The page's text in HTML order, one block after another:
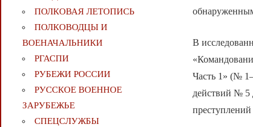
В
Часть 1» (№
действий № 5
преступлений
ПОЛКОВАЯ ЛЕТОПИСЬ
ПОЛКОВОДЦЫ И
ВОЕНАЧАЛЬНИКИ
РГАСПИ
РУБЕЖИ РОССИИ
РУССКОЕ ВОЕННОЕ
ЗАРУБЕЖЬЕ
СПЕЦСЛУЖБЫ